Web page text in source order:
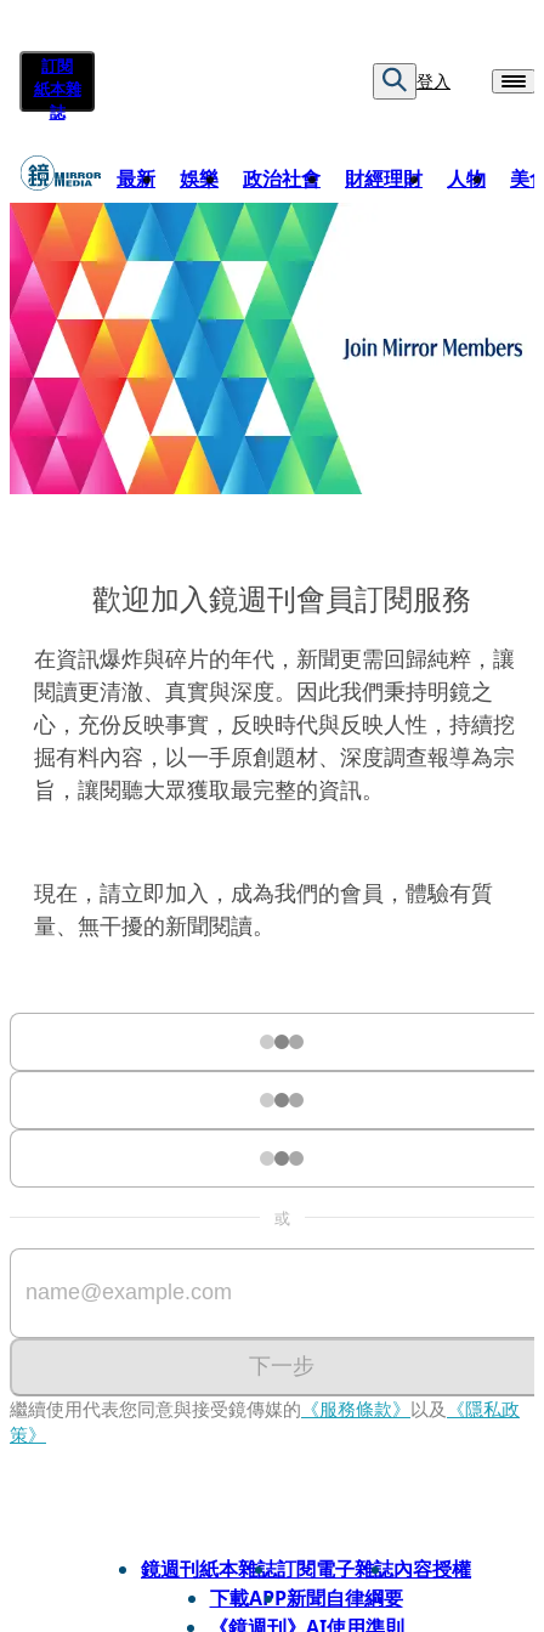
訂閱
紙本雜
誌
登入
最新 娛樂 政治社會 財經理財 人物 美
歡迎加入鏡週刊會員訂閱服務
在資訊爆炸與碎片的年代，新聞更需回歸純粹，讓
閱讀更清澈、真實與深度。因此我們秉持明鏡之
心，充份反映事實，反映時代與反映人性，持續挖
掘有料內容，以一手原創題材、深度調查報導為宗
旨，讓閱聽大眾獲取最完整的資訊。
現在，請立即加入，成為我們的會員，體驗有質
量、無干擾的新聞閱讀。
或
下一步
繼續使用代表您同意與接受鏡傳媒的 《服務條款》 以及 《隱私政
策》
鏡週刊紙本雜誌訂閱電子雜誌內容授權
下載APP新聞自律綱要